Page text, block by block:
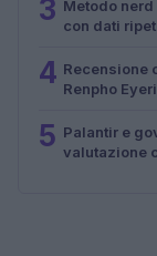
3 Metodo nerd
con dati
4 Recensione
Renpho
5 Palantir e
valutazione